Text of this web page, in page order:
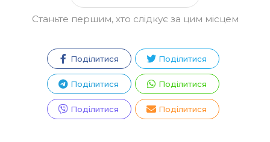
Станьте першим, хто слідкує за цим місцем
Поділитися Поділитися
Поділитися Поділитися
Поділитися Поділитися
Зареєструватися